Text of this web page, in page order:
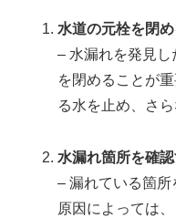
水道の元栓を閉
– 水漏れを発見
を閉めることが
る水を止め、さ
水漏れ箇所を確
– 漏れている箇
原因によっては